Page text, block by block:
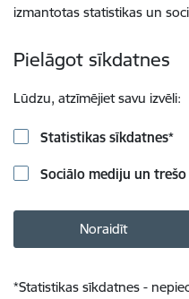
izmantotas statistikas un
Pielāgot sīkdatnes
Lūdzu, atzīmējiet savu izvēli:
Statistikas sīkdatnes*
Sociālo mediju un
Noraidīt
*Statistikas sīkdatnes -